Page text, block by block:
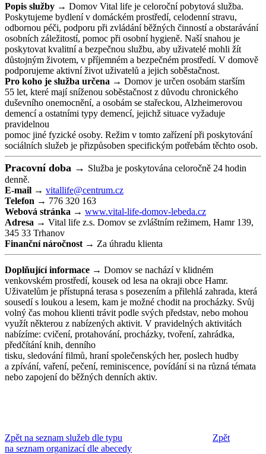
Popis služby → Domov Vital life je celoroční pobytová služba.
Poskytujeme bydlení v domáckém prostředí, celodenní stravu,
odbornou péči, podporu při zvládání běžných činností a obstarávání
osobních záležitostí, pomoc při osobní hygieně. Naší snahou je
poskytovat kvalitní a bezpečnou službu, aby uživatelé mohli žít
důstojným životem, v příjemném a bezpečném prostředí. V domově
podporujeme aktivní život uživatelů a jejich soběstačnost.
Pro koho je služba určena → Domov je určen osobám starším
55 let, které mají sníženou soběstačnost z důvodu chronického
duševního onemocnění, a osobám se stařeckou, Alzheimerovou
demencí a ostatními typy demencí, jejichž situace vyžaduje
pravidelnou
pomoc jiné fyzické osoby. Režim v tomto zařízení při poskytování
sociálních služeb je přizpůsoben specifickým potřebám těchto osob.
Pracovní doba → Služba je poskytována celoročně 24 hodin
denně.
E-mail → vitallife@centrum.cz
Telefon → 776 320 163
Webová stránka → www.vital-life-domov-lebeda.cz
Adresa → Vital life z.s. Domov se zvláštním režimem, Hamr 139,
345 33 Trhanov
Finanční náročnost → Za úhradu klienta
Doplňující informace → Domov se nachází v klidném
venkovském prostředí, kousek od lesa na okraji obce Hamr.
Uživatelům je přístupná terasa s posezením a přilehlá zahrada, která
sousedí s loukou a lesem, kam je možné chodit na procházky. Svůj
volný čas mohou klienti trávit podle svých představ, nebo mohou
využít některou z nabízených aktivit. V pravidelných aktivitách
nabízíme: cvičení, protahování, procházky, tvoření, zahrádka,
předčítání knih, denního
tisku, sledování filmů, hraní společenských her, poslech hudby
a zpívání, vaření, pečení, reminiscence, povídání si na různá témata
nebo zapojení do běžných denních aktiv.
Zpět na seznam služeb dle typu
Zpět
na seznam organizací dle abecedy